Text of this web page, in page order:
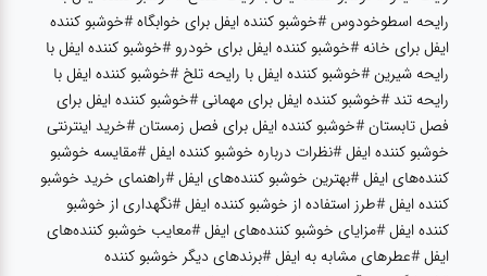
رایحه اسطوخودوس #خوشبو کننده ایفل برای خوابگاه #خوشبو کننده
ایفل برای خانه #خوشبو کننده ایفل برای خودرو #خوشبو کننده ایفل با
رایحه شیرین #خوشبو کننده ایفل با رایحه تلخ #خوشبو کننده ایفل با
رایحه تند #خوشبو کننده ایفل برای مهمانی #خوشبو کننده ایفل برای
فصل تابستان #خوشبو کننده ایفل برای فصل زمستان #خرید اینترنتی
خوشبو کننده ایفل #نظرات درباره خوشبو کننده ایفل #مقایسه خوشبو
کننده‌های ایفل #بهترین خوشبو کننده‌های ایفل #راهنمای خرید خوشبو
کننده ایفل #طرز استفاده از خوشبو کننده ایفل #نگهداری از خوشبو
کننده ایفل #مزایای خوشبو کننده‌های ایفل #معایب خوشبو کننده‌های
ایفل #عطرهای مشابه به ایفل #برندهای دیگر خوشبو کننده